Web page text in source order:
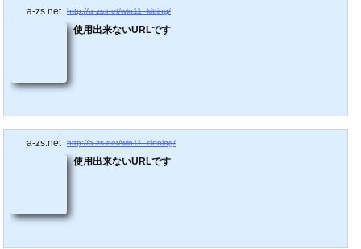
a-zs.net http://a-zs.net/win11_kitting/
使用出来ないURLです
a-zs.net http://a-zs.net/win11_cloning/
使用出来ないURLです